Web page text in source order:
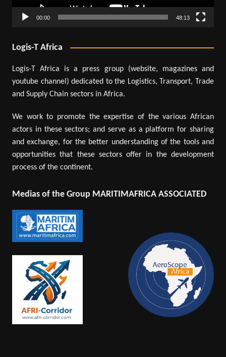
00:00 48:13
Logis-T Africa
Logis-T Africa is a press group (website, magazines and
youtube channel) dedicated to the Logistics, Transport, Trade
and Supply Chain sectors in Africa.
We work to promote the expertise of the various African
actors in these sectors; and serve as a platform for sharing
and exchange, for the better understanding of the tools and
opportunities that these sectors offer in the development
process of the continent.
Medias of the Group MARITIMAFRICA ASSOCIATED